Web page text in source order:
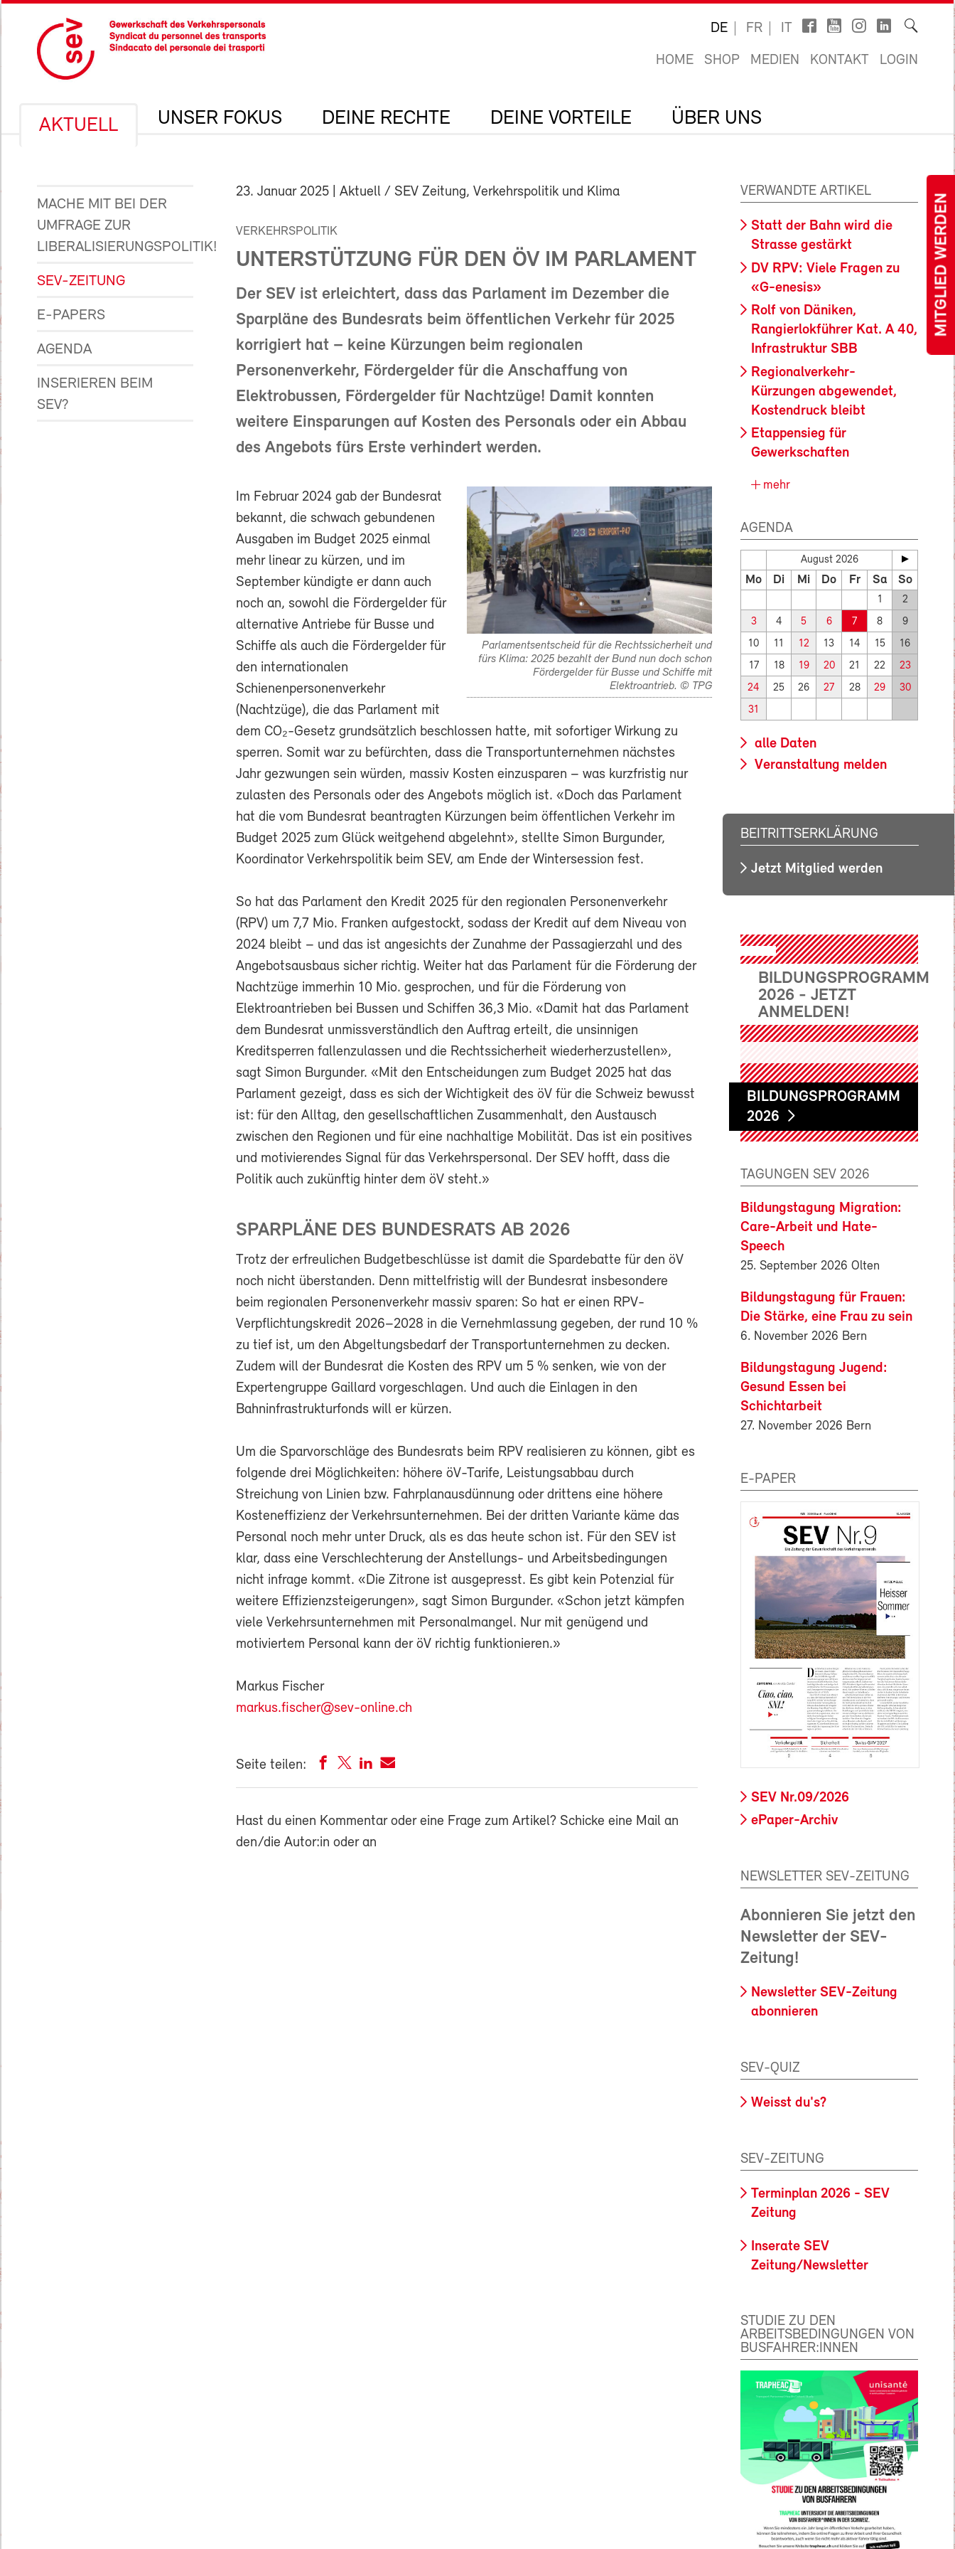
MITGLIED WERDEN
DE FR IT
HOME SHOP MEDIEN KONTAKT LOGIN
AKTUELL UNSER FOKUS DEINE RECHTE DEINE VORTEILE ÜBER UNS
MACHE MIT BEI DER
UMFRAGE ZUR
LIBERALISIERUNGSPOLITIK!
SEV-ZEITUNG
E-PAPERS
AGENDA
INSERIEREN BEIM
SEV?
23. Januar 2025 | Aktuell / SEV Zeitung, Verkehrspolitik und Klima
VERKEHRSPOLITIK
UNTERSTÜTZUNG FÜR DEN ÖV IM PARLAMENT
Der SEV ist erleichtert, dass das Parlament im Dezember die
Sparpläne des Bundesrats beim öffentlichen Verkehr für 2025
korrigiert hat – keine Kürzungen beim regionalen
Personenverkehr, Fördergelder für die Anschaffung von
Elektrobussen, Fördergelder für Nachtzüge! Damit konnten
weitere Einsparungen auf Kosten des Personals oder ein Abbau
des Angebots fürs Erste verhindert werden.
Parlamentsentscheid für die Rechtssicherheit und
fürs Klima: 2025 bezahlt der Bund nun doch schon
Fördergelder für Busse und Schiffe mit
Elektroantrieb. © TPG
Im Februar 2024 gab der Bundesrat
bekannt, die schwach gebundenen
Ausgaben im Budget 2025 einmal
mehr linear zu kürzen, und im
September kündigte er dann auch
noch an, sowohl die Fördergelder für
alternative Antriebe für Busse und
Schiffe als auch die Fördergelder für
den internationalen
Schienenpersonenverkehr
(Nachtzüge), die das Parlament mit
dem CO₂-Gesetz grundsätzlich beschlossen hatte, mit sofortiger Wirkung zu
sperren. Somit war zu befürchten, dass die Transportunternehmen nächstes
Jahr gezwungen sein würden, massiv Kosten einzusparen – was kurzfristig nur
zulasten des Personals oder des Angebots möglich ist. «Doch das Parlament
hat die vom Bundesrat beantragten Kürzungen beim öffentlichen Verkehr im
Budget 2025 zum Glück weitgehend abgelehnt», stellte Simon Burgunder,
Koordinator Verkehrspolitik beim SEV, am Ende der Wintersession fest.
So hat das Parlament den Kredit 2025 für den regionalen Personenverkehr
(RPV) um 7,7 Mio. Franken aufgestockt, sodass der Kredit auf dem Niveau von
2024 bleibt – und das ist angesichts der Zunahme der Passagierzahl und des
Angebotsausbaus sicher richtig. Weiter hat das Parlament für die Förderung der
Nachtzüge immerhin 10 Mio. gesprochen, und für die Förderung von
Elektroantrieben bei Bussen und Schiffen 36,3 Mio. «Damit hat das Parlament
dem Bundesrat unmissverständlich den Auftrag erteilt, die unsinnigen
Kreditsperren fallenzulassen und die Rechtssicherheit wiederherzustellen»,
sagt Simon Burgunder. «Mit den Entscheidungen zum Budget 2025 hat das
Parlament gezeigt, dass es sich der Wichtigkeit des öV für die Schweiz bewusst
ist: für den Alltag, den gesellschaftlichen Zusammenhalt, den Austausch
zwischen den Regionen und für eine nachhaltige Mobilität. Das ist ein positives
und motivierendes Signal für das Verkehrspersonal. Der SEV hofft, dass die
Politik auch zukünftig hinter dem öV steht.»
SPARPLÄNE DES BUNDESRATS AB 2026
Trotz der erfreulichen Budgetbeschlüsse ist damit die Spardebatte für den öV
noch nicht überstanden. Denn mittelfristig will der Bundesrat insbesondere
beim regionalen Personenverkehr massiv sparen: So hat er einen RPV-
Verpflichtungskredit 2026–2028 in die Vernehmlassung gegeben, der rund 10 %
zu tief ist, um den Abgeltungsbedarf der Transportunternehmen zu decken.
Zudem will der Bundesrat die Kosten des RPV um 5 % senken, wie von der
Expertengruppe Gaillard vorgeschlagen. Und auch die Einlagen in den
Bahninfrastrukturfonds will er kürzen.
Um die Sparvorschläge des Bundesrats beim RPV realisieren zu können, gibt es
folgende drei Möglichkeiten: höhere öV-Tarife, Leistungsabbau durch
Streichung von Linien bzw. Fahrplanausdünnung oder drittens eine höhere
Kosteneffizienz der Verkehrsunternehmen. Bei der dritten Variante käme das
Personal noch mehr unter Druck, als es das heute schon ist. Für den SEV ist
klar, dass eine Verschlechterung der Anstellungs- und Arbeitsbedingungen
nicht infrage kommt. «Die Zitrone ist ausgepresst. Es gibt kein Potenzial für
weitere Effizienzsteigerungen», sagt Simon Burgunder. «Schon jetzt kämpfen
viele Verkehrsunternehmen mit Personalmangel. Nur mit genügend und
motiviertem Personal kann der öV richtig funktionieren.»
Markus Fischer
markus.fischer@sev-online.ch
Seite teilen:
Hast du einen Kommentar oder eine Frage zum Artikel? Schicke eine Mail an
den/die Autor:in oder an
VERWANDTE ARTIKEL
Statt der Bahn wird die
Strasse gestärkt
DV RPV: Viele Fragen zu
«G-enesis»
Rolf von Däniken,
Rangierlokführer Kat. A 40,
Infrastruktur SBB
Regionalverkehr-
Kürzungen abgewendet,
Kostendruck bleibt
Etappensieg für
Gewerkschaften
mehr
AGENDA
August 2026
Mo Di Mi Do Fr Sa So
1 2
3 4 5 6 7 8 9
10 11 12 13 14 15 16
17 18 19 20 21 22 23
24 25 26 27 28 29 30
31
alle Daten
Veranstaltung melden
BEITRITTSERKLÄRUNG
Jetzt Mitglied werden
BILDUNGSPROGRAMM
2026 - JETZT
ANMELDEN!
BILDUNGSPROGRAMM
2026
TAGUNGEN SEV 2026
Bildungstagung Migration:
Care-Arbeit und Hate-
Speech
25. September 2026 Olten
Bildungstagung für Frauen:
Die Stärke, eine Frau zu sein
6. November 2026 Bern
Bildungstagung Jugend:
Gesund Essen bei
Schichtarbeit
27. November 2026 Bern
E-PAPER
SEV Nr.09/2026
ePaper-Archiv
NEWSLETTER SEV-ZEITUNG
Abonnieren Sie jetzt den
Newsletter der SEV-
Zeitung!
Newsletter SEV-Zeitung
abonnieren
SEV-QUIZ
Weisst du's?
SEV-ZEITUNG
Terminplan 2026 - SEV
Zeitung
Inserate SEV
Zeitung/Newsletter
STUDIE ZU DEN
ARBEITSBEDINGUNGEN VON
BUSFAHRER:INNEN